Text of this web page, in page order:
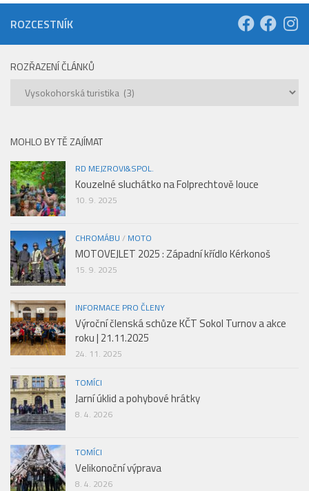
ROZCESTNÍK
ROZŘAZENÍ ČLÁNKŮ
Rozřazení
článků
MOHLO BY TĚ ZAJÍMAT
RD MEJZROVI&SPOL.
Kouzelné sluchátko na Folprechtově louce
10. 9. 2025
CHROMÁBU / MOTO
MOTOVEJLET 2025 : Západní křídlo Kérkonoš
15. 9. 2025
INFORMACE PRO ČLENY
Výroční členská schůze KČT Sokol Turnov a akce
roku | 21.11.2025
24. 11. 2025
TOMÍCI
Jarní úklid a pohybové hrátky
8. 4. 2026
TOMÍCI
Velikonoční výprava
8. 4. 2026